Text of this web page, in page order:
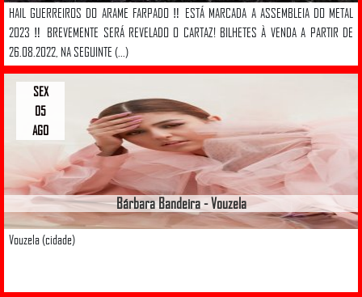
HAIL GUERREIROS DO ARAME FARPADO ‼️ ESTÁ MARCADA A ASSEMBLEIA DO METAL
2023 ‼️ BREVEMENTE SERÁ REVELADO O CARTAZ! BILHETES À VENDA A PARTIR DE
26.08.2022, NA SEGUINTE (...)
Bárbara Bandeira - Vouzela
Vouzela (cidade)
SEX
05
AGO